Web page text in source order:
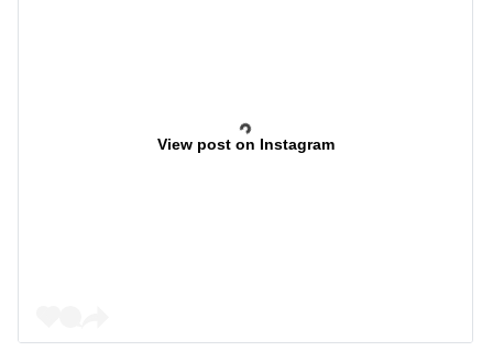
View post on Instagram